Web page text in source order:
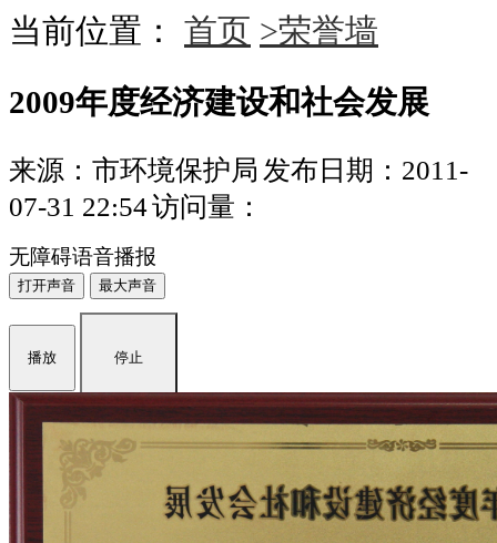
当前位置： 首页 >荣誉墙
2009年度经济建设和社会发展
来源：市环境保护局 发布日期：2011-
07-31 22:54访问量：
无障碍语音播报
打开声音 最大声音
播放 停止